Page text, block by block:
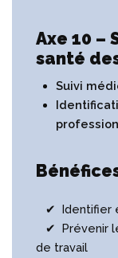
Axe 10 –
santé
Suivi
✔ Identifier
✔ Prévenir
de travail